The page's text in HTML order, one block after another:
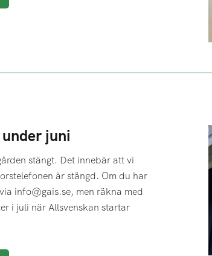
juni
stängt. Det innebär att vi
är stängd. Om du har
info@gais.se, men räkna med
i juli när Allsvenskan startar